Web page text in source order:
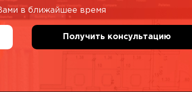
в ближайшее время